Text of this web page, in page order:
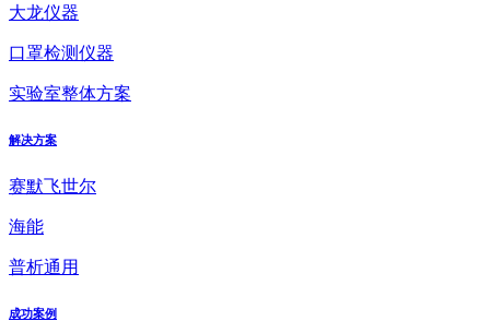
大龙仪器
口罩检测仪器
实验室整体方案
解决方案
赛默飞世尔
海能
普析通用
成功案例